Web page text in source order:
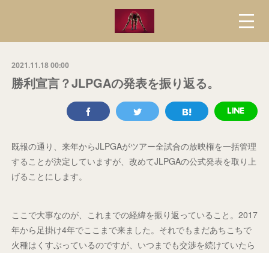
2021.11.18 00:00
勝利宣言？JLPGAの発表を振り返る。
既報の通り、来年からJLPGAがツアー全試合の放映権を一括管理
することが決定していますが、改めてJLPGAの公式発表を取り上
げることにします。
ここで大事なのが、これまでの経緯を振り返っていること。2017
年から足掛け4年でここまで来ました。それでもまだあちこちで
火種はくすぶっているのですが、いつまでも交渉を続けていたら